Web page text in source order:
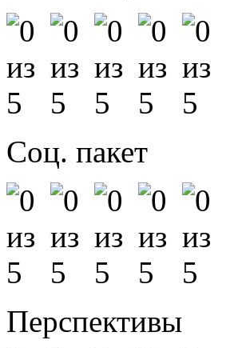
Соц. пакет
Перспективы